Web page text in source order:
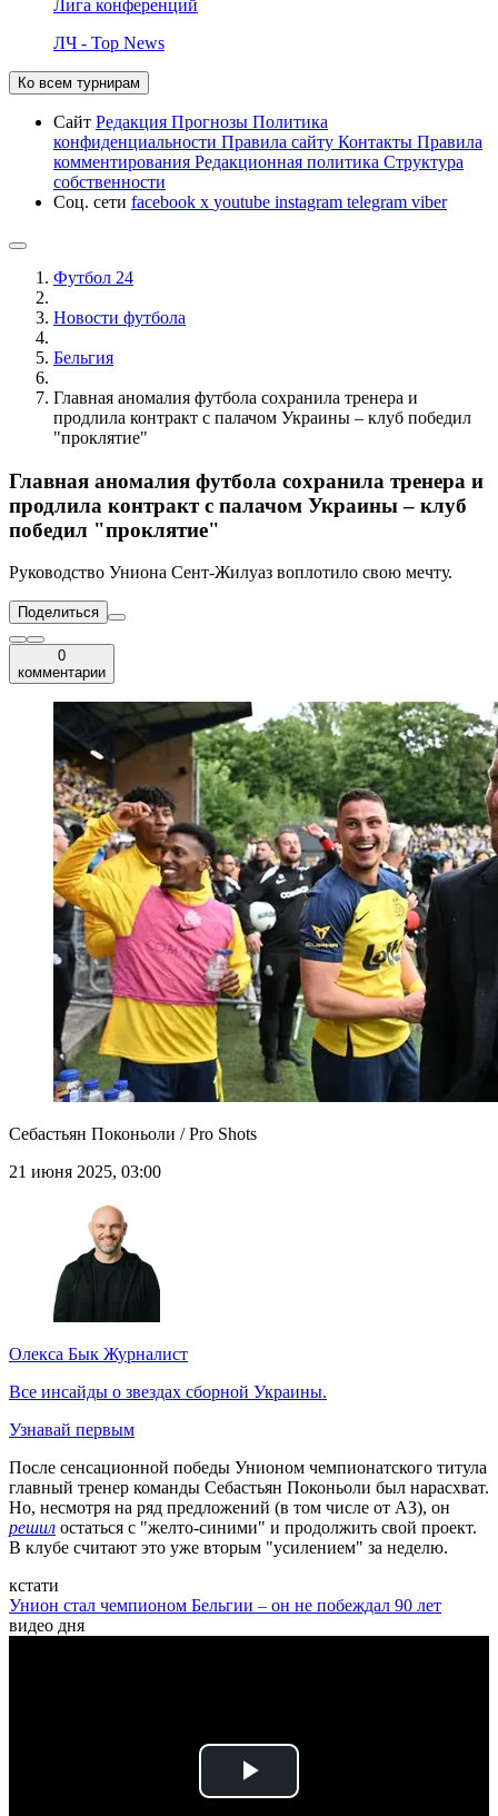
Лига конференций
ЛЧ - Top News
Ко всем турнирам
Сайт Редакция Прогнозы Политика
конфиденциальности Правила сайту Контакты Правила
комментирования Редакционная политика Структура
собственности
Соц. сети facebook x youtube instagram telegram viber
Футбол 24
Новости футбола
Бельгия
Главная аномалия футбола сохранила тренера и
продлила контракт с палачом Украины – клуб победил
"проклятие"
Главная аномалия футбола сохранила тренера и
продлила контракт с палачом Украины – клуб
победил "проклятие"
Руководство Униона Сент-Жилуаз воплотило свою мечту.
Поделиться
0
комментарии
Себастьян Поконьоли / Pro Shots
21 июня 2025, 03:00
Олекса Бык Журналист
Все инсайды о звездах сборной Украины.
Узнавай первым
После сенсационной победы Унионом чемпионатского титула
главный тренер команды Себастьян Поконьоли был нарасхват.
Но, несмотря на ряд предложений (в том числе от АЗ), он
решил остаться с "желто-синими" и продолжить свой проект.
В клубе считают это уже вторым "усилением" за неделю.
кстати
Унион стал чемпионом Бельгии – он не побеждал 90 лет
видео дня
Play